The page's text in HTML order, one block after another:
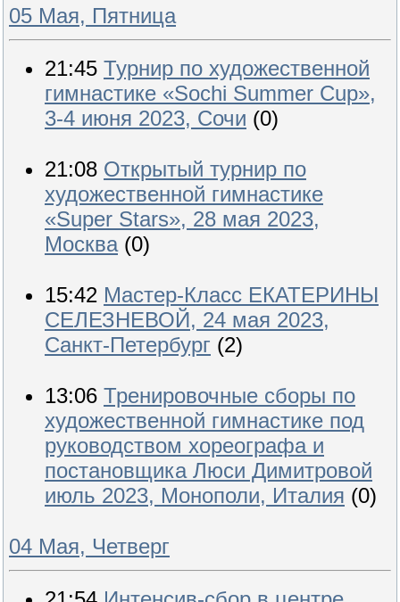
05 Мая, Пятница
21:45 Турнир по художественной
гимнастике «Sochi Summer Cup»,
3-4 июня 2023, Сочи (0)
21:08 Открытый турнир по
художественной гимнастике
«Super Stars», 28 мая 2023,
Москва (0)
15:42 Мастер-Класс ЕКАТЕРИНЫ
СЕЛЕЗНЕВОЙ, 24 мая 2023,
Санкт-Петербург (2)
13:06 Тренировочные сборы по
художественной гимнастике под
руководством хореографа и
постановщика Люси Димитровой
июль 2023, Монополи, Италия (0)
04 Мая, Четверг